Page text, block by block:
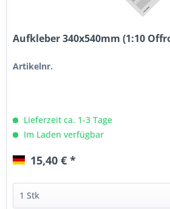
Aufkleber 340x540mm (1:10
Artikelnr.
Lieferzeit ca. 1-3 Tage
Im Laden verfügbar
15,40 € *